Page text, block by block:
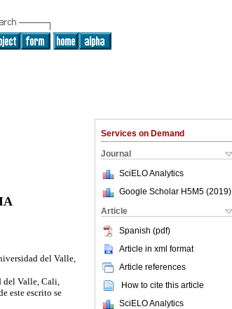
Services on Demand
Journal
SciELO Analytics
Google Scholar H5M5 (2019)
Article
Spanish (pdf)
Article in xml format
Article references
How to cite this article
SciELO Analytics
del Valle,
del Valle, Cali,
este escrito se